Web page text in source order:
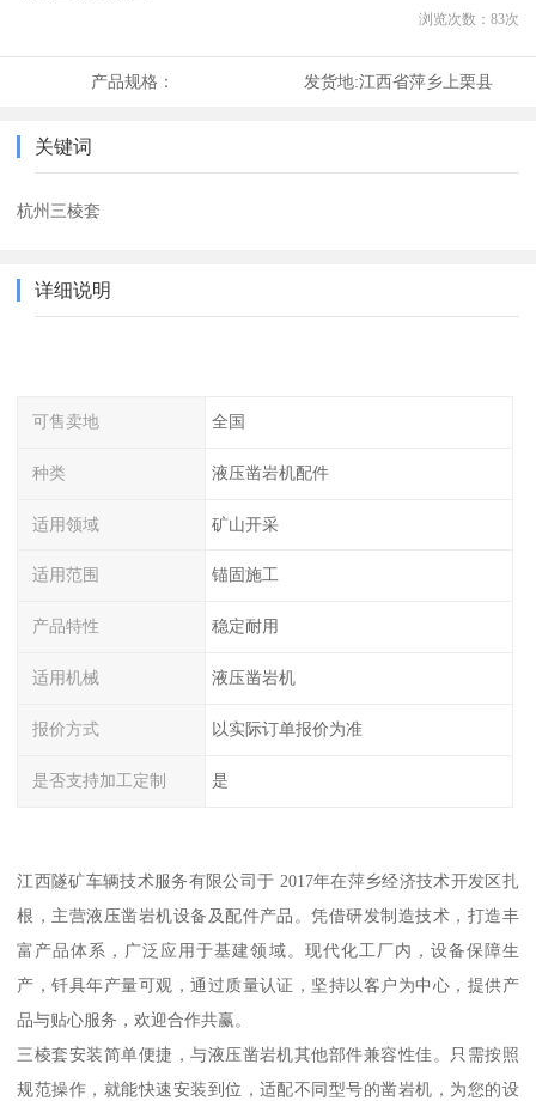
浏览次数： 83次
产品规格： 发货地:江西省萍乡上栗县
关键词
杭州三棱套
详细说明
可售卖地 全国
种类 液压凿岩机配件
适用领域 矿山开采
适用范围 锚固施工
产品特性 稳定耐用
适用机械 液压凿岩机
报价方式 以实际订单报价为准
是否支持加工定制 是
江西隧矿车辆技术服务有限公司于 2017年在萍乡经济技术开发区扎
根，主营液压凿岩机设备及配件产品。凭借研发制造技术，打造丰
富产品体系，广泛应用于基建领域。现代化工厂内，设备保障生
产，钎具年产量可观，通过质量认证，坚持以客户为中心，提供产
品与贴心服务，欢迎合作共赢。
三棱套安装简单便捷，与液压凿岩机其他部件兼容性佳。只需按照
规范操作，就能快速安装到位，适配不同型号的凿岩机，为您的设